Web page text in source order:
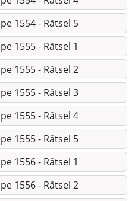
1554 - Rätsel 5
1555 - Rätsel 1
1555 - Rätsel 2
1555 - Rätsel 3
1555 - Rätsel 4
1555 - Rätsel 5
1556 - Rätsel 1
1556 - Rätsel 2